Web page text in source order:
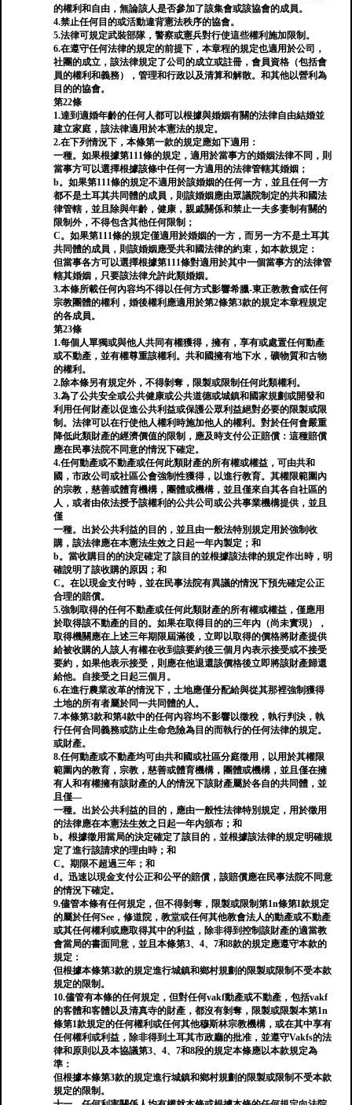
的權利和自由，無論該人是否參加了該集會或該協會的成員。
4.禁止任何目的或活動違背憲法秩序的協會。
5.法律可規定武裝部隊，警察或憲兵對行使這些權利施加限制。
6.在遵守任何法律的規定的前提下，本章程的規定也適用於公司，
社團的成立，該法律規定了公司的成立或註冊，會員資格（包括會
員的權利和義務），管理和行政以及清算和解散。和其他以營利為
目的的協會。
第22條
1.達到適婚年齡的任何人都可以根據與婚姻有關的法律自由結婚並
建立家庭，該法律適用於本憲法的規定。
2.在下列情況下，本條第一款的規定應如下適用：
一種。如果根據第111條的規定，適用於當事方的婚姻法律不同，則
當事方可以選擇根據該條中任何一方適用的法律管轄其婚姻；
b。如果第111條的規定不適用於該婚姻的任何一方，並且任何一方
都不是土耳其共同體的成員，則該婚姻應由眾議院制定的共和國法
律管轄，並且除與年齡，健康，親戚關係和禁止一夫多妻制有關的
限制外，不得包含其他任何限制；
C。如果第111條的規定僅適用於婚姻的一方，而另一方不是土耳其
共同體的成員，則該婚姻應受共和國法律的約束，如本款規定：
但當事各方可以選擇根據第111條對適用於其中一個當事方的法律管
轄其婚姻，只要該法律允許此類婚姻。
3.本條所載任何內容均不得以任何方式影響希臘-東正教教會或任何
宗教團體的權利，婚後權利應適用於第2條第3款的規定本章程規定
的各成員。
第23條
1.每個人單獨或與他人共同有權獲得，擁有，享有或處置任何動產
或不動產，並有權尊重該權利。共和國擁有地下水，礦物質和古物
的權利。
2.除本條另有規定外，不得剝奪，限製或限制任何此類權利。
3.為了公共安全或公共健康或公共道德或城鎮和國家規劃或開發和
利用任何財產以促進公共利益或保護公眾利益絕對必要的限製或限
制。法律可以在行使他人權利時施加他人的權利。對於任何會嚴重
降低此類財產的經濟價值的限制，應及時支付公正賠償：這種賠償
應在民事法院不同意的情況下確定。
4.任何動產或不動產或任何此類財產的所有權或權益，可由共和
國，市政公司或社區公會強制性獲得，以進行教育。其權限範圍內
的宗教，慈善或體育機構，團體或機構，並且僅來自其各自社區的
人，或者由依法授予該權利的公共公司或公共事業機構提供，並且
僅
一種。出於公共利益的目的，並且由一般法特別規定用於強制收
購，該法律應在本憲法生效之日起一年內製定；和
b。當收購目的的決定確定了該目的並根據該法律的規定作出時，明
確說明了該收購的原因；和
C。在以現金支付時，並在民事法院有異議的情況下預先確定公正
合理的賠償。
5.強制取得的任何不動產或任何此類財產的所有權或權益，僅應用
於取得該不動產的目的。如果在取得目的的三年內（尚未實現），
取得機關應在上述三年期限屆滿後，立即以取得的價格將財產提供
給被收購的人該人有權在收到該要約後三個月內表示接受或不接受
要約，如果他表示接受，則應在他退還該價格後立即將該財產歸還
給他。自接受之日起三個月。
6.在進行農業改革的情況下，土地應僅分配給與從其那裡強制獲得
土地的所有者屬於同一共同體的人。
7.本條第3款和第4款中的任何內容均不影響以徵稅，執行判決，執
行任何合同義務或防止生命危險為目的而執行的任何法律的規定。
或財產。
8.任何動產或不動產均可由共和國或社區分庭徵用，以用於其權限
範圍內的教育，宗教，慈善或體育機構，團體或機構，並且僅在擁
有人和有權擁有該財產的人的情況下該財產屬於各自的共同體，並
且僅—
一種。出於公共利益的目的，應由一般性法律特別規定，用於徵用
的法律應在本憲法生效之日起一年內頒布；和
b。根據徵用當局的決定確定了該目的，並根據該法律的規定明確規
定了進行該請求的理由時；和
C。期限不超過三年；和
d。迅速以現金支付公正和公平的賠償，該賠償應在民事法院不同意
的情況下確定。
9.儘管本條有任何規定，但不得剝奪，限製或限制第1n條第I款規定
的屬於任何See，修道院，教堂或任何其他教會法人的動產或不動產
或其任何權利或應取得其中的利益，除非得到控制該財產的適當教
會當局的書面同意，並且本條第3、4、7和8款的規定應遵守本款的
規定：
但根據本條第3款的規定進行城鎮和鄉村規劃的限製或限制不受本款
規定的限制。
10.儘管有本條的任何規定，但對任何vakf動產或不動產，包括vakf
的客體和客體以及清真寺的財產，都沒有剝奪，限製或限製本第1n
條第1款規定的任何權利或任何其他穆斯林宗教機構，或在其中享有
任何權利或利益，除非得到土耳其市政廳的批准，並遵守Vakfs的法
律和原則以及本協議第3、4、7和8段的規定本條應以本款規定為
準：
但根據本條第3款的規定進行城鎮和鄉村規劃的限製或限制不受本款
規定的限制。